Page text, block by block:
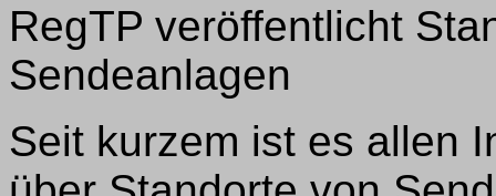
RegTP veröffentlicht
Sendeanlagen
Seit kurzem ist es allen